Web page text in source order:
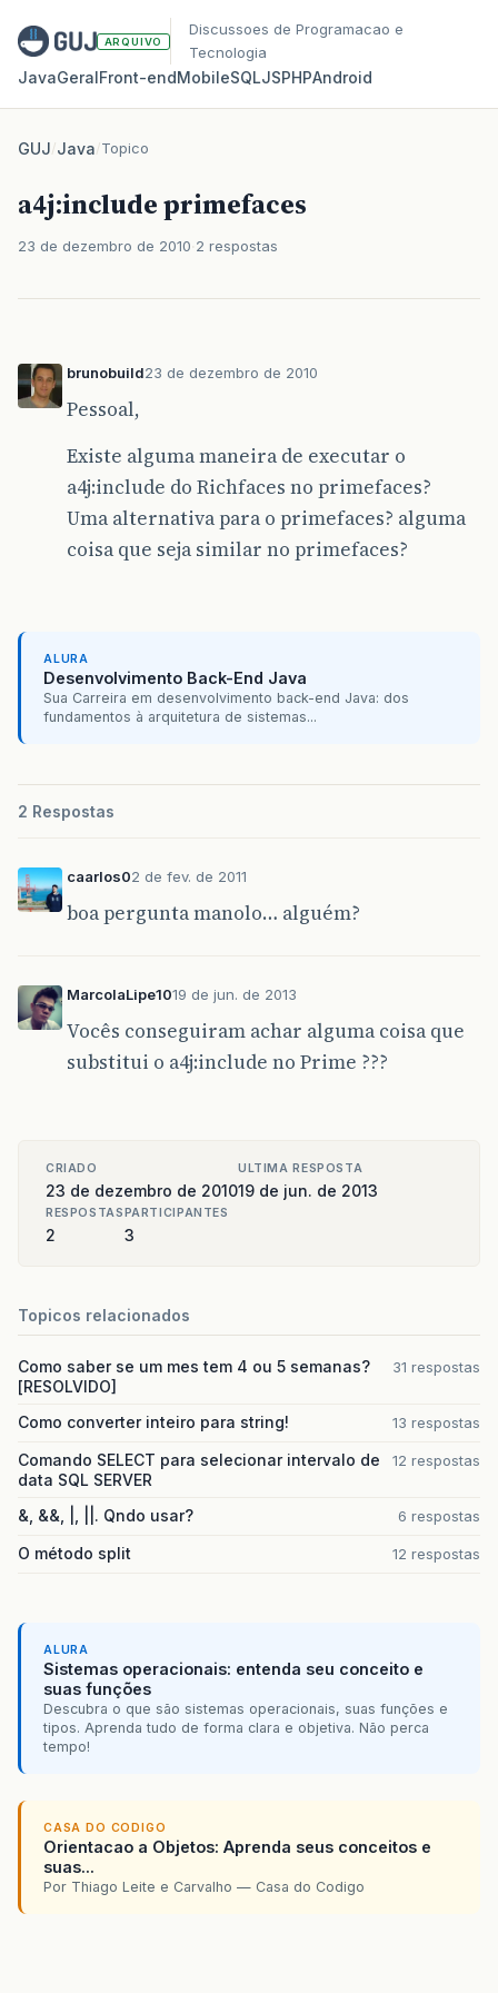
ARQUIVO
Discussoes de Programacao e
Tecnologia
JavaGeralFront‑endMobileSQLJSPHPAndroid
GUJ/Java/Topico
a4j:include primefaces
23 de dezembro de 2010 2 respostas
brunobuild23 de dezembro de 2010
Pessoal,
Existe alguma maneira de executar o
a4j:include do Richfaces no primefaces?
Uma alternativa para o primefaces? alguma
coisa que seja similar no primefaces?
ALURA
Desenvolvimento Back-End Java
Sua Carreira em desenvolvimento back-end Java: dos
fundamentos à arquitetura de sistemas...
2 Respostas
caarlos02 de fev. de 2011
boa pergunta manolo… alguém?
MarcolaLipe1019 de jun. de 2013
Vocês conseguiram achar alguma coisa que
substitui o a4j:include no Prime ???
CRIADO
23 de dezembro de 2010
ULTIMA RESPOSTA
19 de jun. de 2013
RESPOSTAS
2
PARTICIPANTES
3
Topicos relacionados
Como saber se um mes tem 4 ou 5 semanas?
[RESOLVIDO]
31 respostas
Como converter inteiro para string! 13 respostas
Comando SELECT para selecionar intervalo de
data SQL SERVER
12 respostas
&, &&, |, ||. Qndo usar? 6 respostas
O método split 12 respostas
ALURA
Sistemas operacionais: entenda seu conceito e
suas funções
Descubra o que são sistemas operacionais, suas funções e
tipos. Aprenda tudo de forma clara e objetiva. Não perca
tempo!
CASA DO CODIGO
Orientacao a Objetos: Aprenda seus conceitos e
suas...
Por Thiago Leite e Carvalho — Casa do Codigo